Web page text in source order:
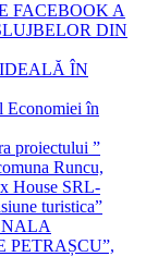
FACEBOOK A
DIN
ÎN
în
proiectului ”
Runcu,
House SRL-
turistica”
PETRAȘCU”,